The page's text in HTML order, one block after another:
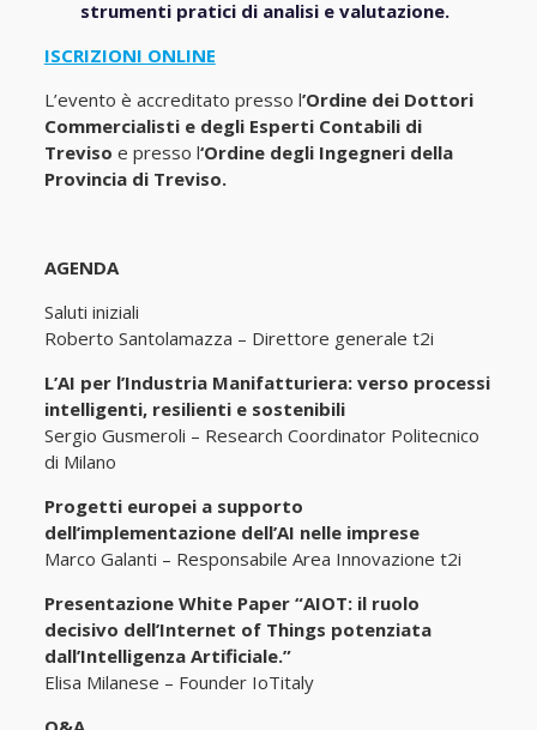
strumenti pratici di analisi e valutazione.
ISCRIZIONI ONLINE
L’evento è accreditato presso l’Ordine dei Dottori
Commercialisti e degli Esperti Contabili di
Treviso e presso l‘Ordine degli Ingegneri della
Provincia di Treviso.
AGENDA
Saluti iniziali
Roberto Santolamazza – Direttore generale t2i
L’AI per l’Industria Manifatturiera: verso processi
intelligenti, resilienti e sostenibili
Sergio Gusmeroli – Research Coordinator Politecnico
di Milano
Progetti europei a supporto
dell’implementazione dell’AI nelle imprese
Marco Galanti – Responsabile Area Innovazione t2i
Presentazione White Paper “AIOT: il ruolo
decisivo dell’Internet of Things potenziata
dall’Intelligenza Artificiale.​”
Elisa Milanese – Founder IoTitaly